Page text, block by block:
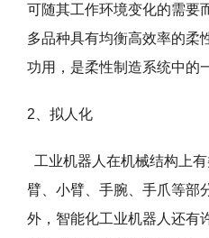
可随其工作环境变化的需要
多品种具有均衡高效率的柔
功用，是柔性制造系统中的
2、拟人化
工业机器人在机械结构上
臂、小臂、手腕、手爪等部
外，智能化工业机器人还有